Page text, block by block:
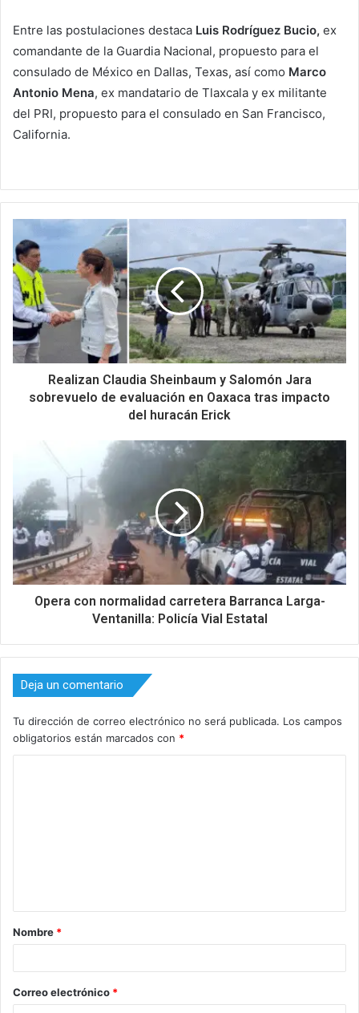
Entre las postulaciones destaca Luis Rodríguez Bucio, ex
comandante de la Guardia Nacional, propuesto para el
consulado de México en Dallas, Texas, así como Marco
Antonio Mena, ex mandatario de Tlaxcala y ex militante
del PRI, propuesto para el consulado en San Francisco,
California.
Realizan Claudia Sheinbaum y Salomón Jara
sobrevuelo de evaluación en Oaxaca tras impacto
del huracán Erick
Opera con normalidad carretera Barranca Larga-
Ventanilla: Policía Vial Estatal
Deja un comentario
Tu dirección de correo electrónico no será publicada. Los campos
obligatorios están marcados con *
a
r
*
Nombre *
Correo electrónico *